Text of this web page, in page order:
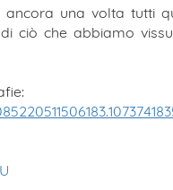
una volta tutti
ciò che abbiamo